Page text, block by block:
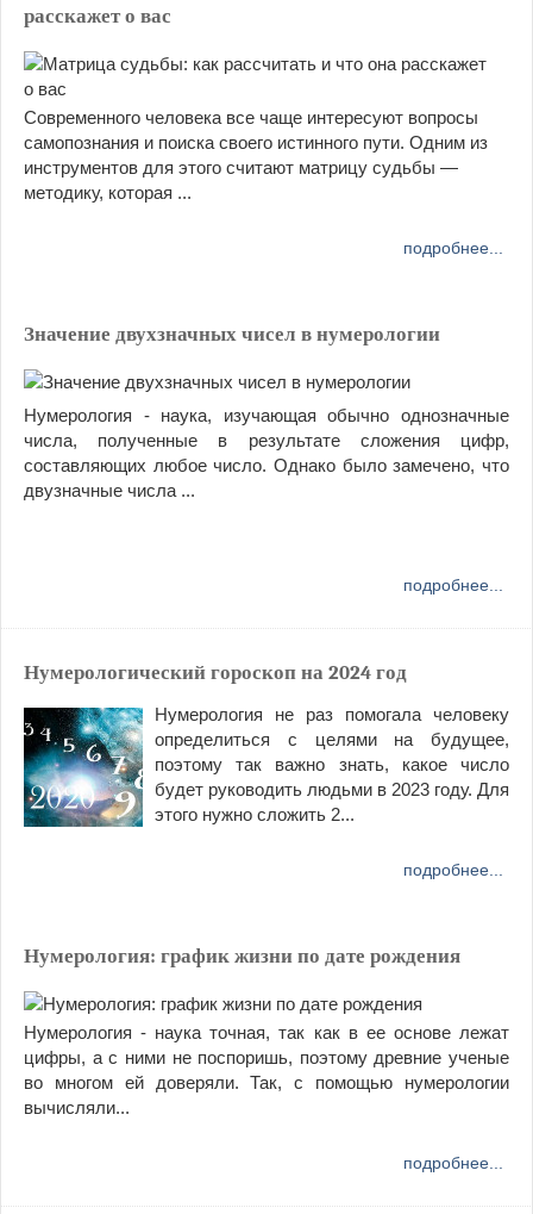
расскажет о вас
Современного человека все чаще интересуют вопросы
самопознания и поиска своего истинного пути. Одним из
инструментов для этого считают матрицу судьбы —
методику, которая ...
подробнее...
Значение двухзначных чисел в нумерологии
Нумерология - наука, изучающая обычно однозначные
числа, полученные в результате сложения цифр,
составляющих любое число. Однако было замечено, что
двузначные числа ...
подробнее...
Нумерологический гороскоп на 2024 год
Нумерология не раз помогала человеку
определиться с целями на будущее,
поэтому так важно знать, какое число
будет руководить людьми в 2023 году. Для
этого нужно сложить 2...
подробнее...
Нумерология: график жизни по дате рождения
Нумерология - наука точная, так как в ее основе лежат
цифры, а с ними не поспоришь, поэтому древние ученые
во многом ей доверяли. Так, с помощью нумерологии
вычисляли...
подробнее...